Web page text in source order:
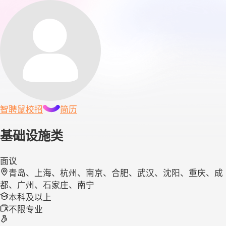
智聘鼠校招 简历
基础设施类
面议
青岛、上海、杭州、南京、合肥、武汉、沈阳、重庆、成
都、广州、石家庄、南宁
本科及以上
不限专业